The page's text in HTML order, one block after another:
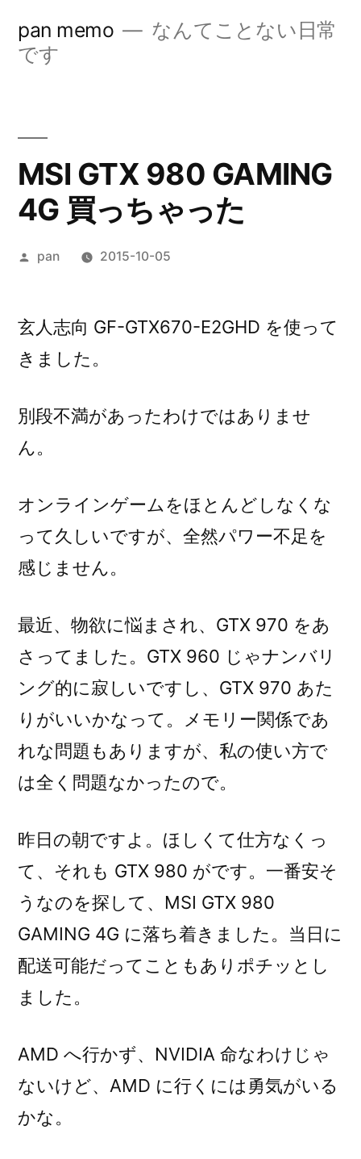
pan memo
なんてことない日常
です
MSI GTX 980 GAMING
4G 買っちゃった
投
pan 2015-10-05
玄人志向 GF-GTX670-E2GHD を使って
きました。
別段不満があったわけではありませ
ん。
オンラインゲームをほとんどしなくな
って久しいですが、全然パワー不足を
感じません。
最近、物欲に悩まされ、GTX 970 をあ
さってました。GTX 960 じゃナンバリ
ング的に寂しいですし、GTX 970 あた
りがいいかなって。メモリー関係であ
れな問題もありますが、私の使い方で
は全く問題なかったので。
昨日の朝ですよ。ほしくて仕方なくっ
て、それも GTX 980 がです。一番安そ
うなのを探して、MSI GTX 980
GAMING 4G に落ち着きました。当日に
配送可能だってこともありポチッとし
ました。
AMD へ行かず、NVIDIA 命なわけじゃ
ないけど、AMD に行くには勇気がいる
かな。